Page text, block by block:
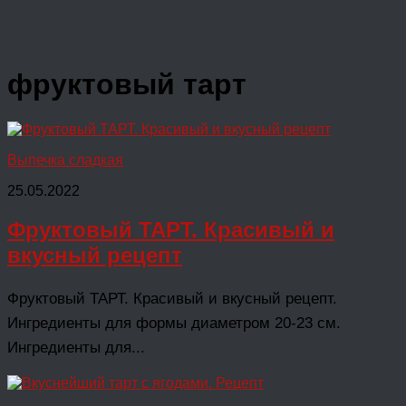
фруктовый тарт
Выпечка сладкая
25.05.2022
Фруктовый ТАРТ. Красивый и
вкусный рецепт
Фруктовый ТАРТ. Красивый и вкусный рецепт.
Ингредиенты для формы диаметром 20-23 см.
Ингредиенты для...